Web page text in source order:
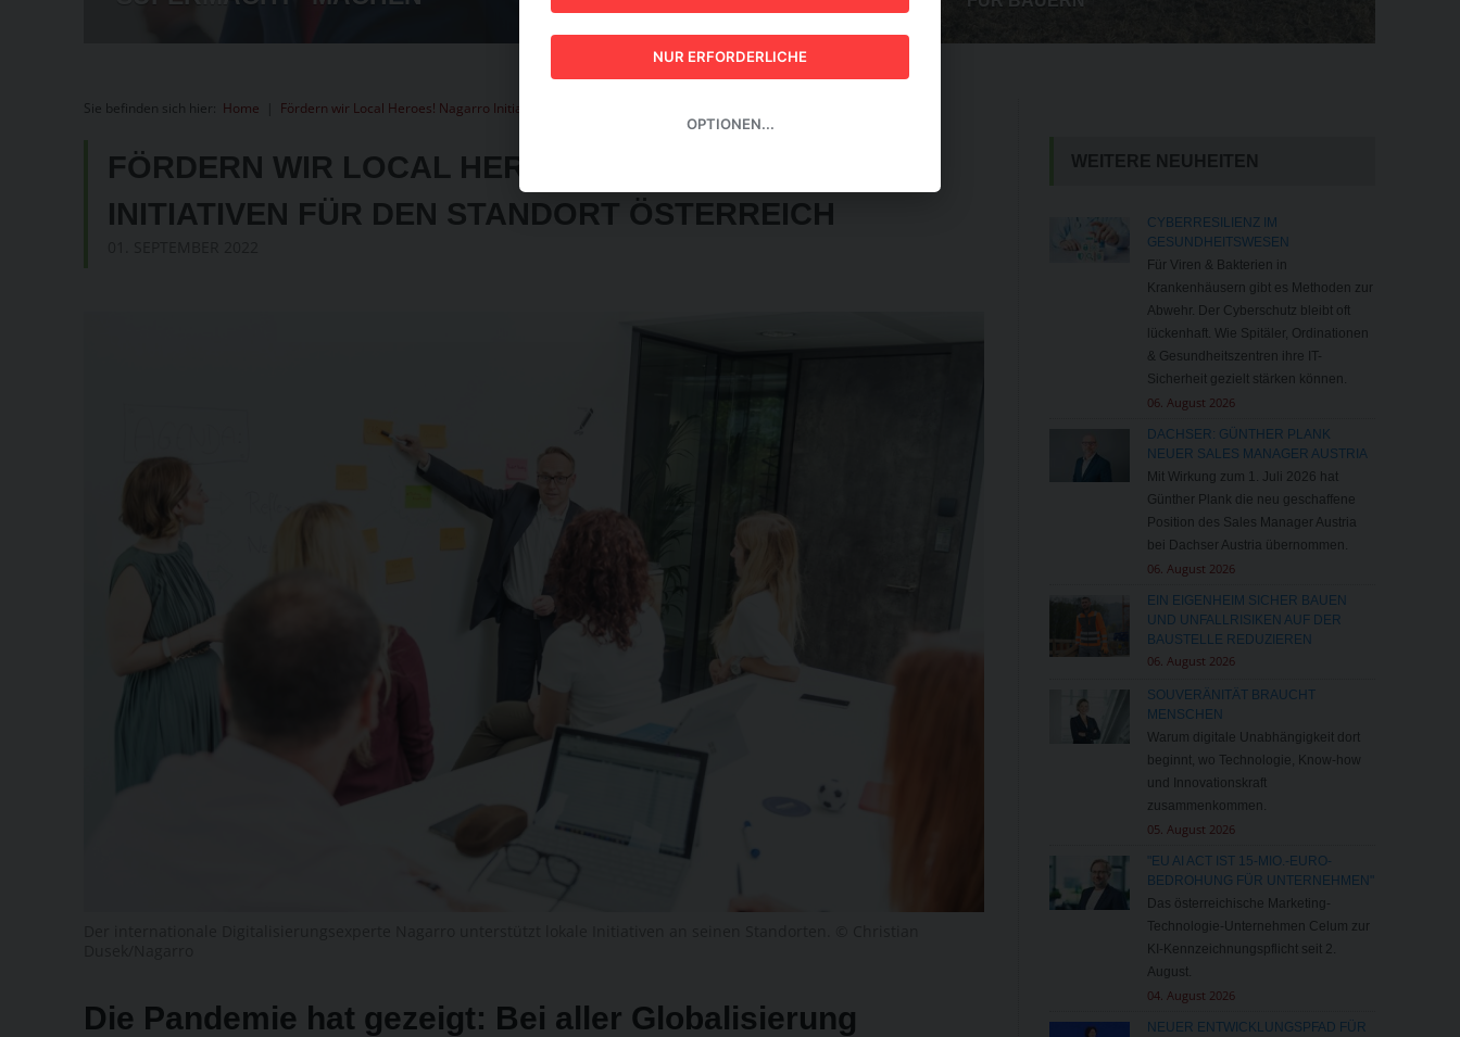
Sie befinden sich hier: Home Fördern wir Local Heroes! Nagarro Initiativen für den Standort Österreich
FÖRDERN WIR LOCAL HEROES! NAGARRO
INITIATIVEN FÜR DEN STANDORT ÖSTERREICH
Die Pandemie hat gezeigt: Bei aller Globalisierung
WEITERE NEUHEITEN
CYBERRESILIENZ IM
GESUNDHEITSWESEN
Für Viren & Bakterien in
Krankenhäusern gibt es Methoden zur
Abwehr. Der Cyberschutz bleibt oft
lückenhaft. Wie Spitäler, Ordinationen
& Gesundheitszentren ihre IT-
Sicherheit gezielt stärken können.
06. August 2026
DACHSER: GÜNTHER PLANK
NEUER SALES MANAGER AUSTRIA
Mit Wirkung zum 1. Juli 2026 hat
Günther Plank die neu geschaffene
Position des Sales Manager Austria
bei Dachser Austria übernommen.
06. August 2026
EIN EIGENHEIM SICHER BAUEN
UND UNFALLRISIKEN AUF DER
BAUSTELLE REDUZIEREN
06. August 2026
SOUVERÄNITÄT BRAUCHT
MENSCHEN
Warum digitale Unabhängigkeit dort
beginnt, wo Technologie, Know-how
und Innovationskraft
zusammenkommen.
05. August 2026
"EU AI ACT IST 15-MIO.-EURO-
BEDROHUNG FÜR UNTERNEHMEN"
Das österreichische Marketing-
Technologie-Unternehmen Celum zur
KI-Kennzeichnungspflicht seit 2.
August.
04. August 2026
NEUER ENTWICKLUNGSPFAD FÜR
NUR ERFORDERLICHE
OPTIONEN...